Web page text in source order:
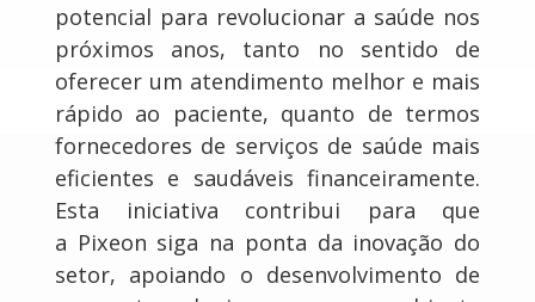
potencial para revolucionar a saúde nos
próximos anos, tanto no sentido de
oferecer um atendimento melhor e mais
rápido ao paciente, quanto de termos
fornecedores de serviços de saúde mais
eficientes e saudáveis financeiramente.
Esta iniciativa contribui para que
a Pixeon siga na ponta da inovação do
setor, apoiando o desenvolvimento de